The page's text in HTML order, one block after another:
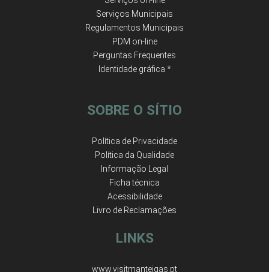
Serviços Municipais
Regulamentos Municipais
PDM on-line
Perguntas Frequentes
Identidade gráfica *
SOBRE O SÍTIO
Política de Privacidade
Política da Qualidade
Informação Legal
Ficha técnica
Acessibilidade
Livro de Reclamações
LINKS
www.visitmanteigas.pt